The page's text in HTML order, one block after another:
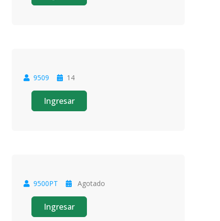
Oferta
9509 14
Ingresar
Oferta
9500PT Agotado
Ingresar